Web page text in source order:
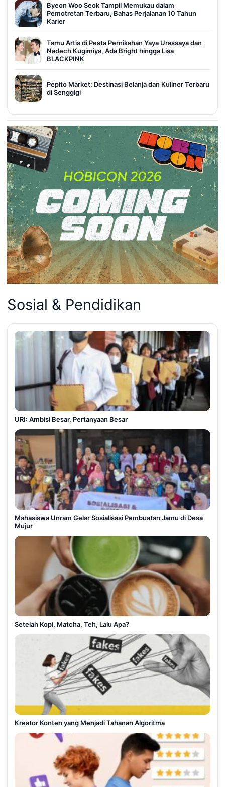
Byeon Woo Seok Tampil Memukau dalam
Pemotretan Terbaru, Bahas Perjalanan 10 Tahun
Karier
Tamu Artis di Pesta Pernikahan Yaya Urassaya dan
Nadech Kugimiya, Ada Bright hingga Lisa
BLACKPINK
Pepito Market: Destinasi Belanja dan Kuliner Terbaru
di Senggigi
Sosial & Pendidikan
URI: Ambisi Besar, Pertanyaan Besar
Mahasiswa Unram Gelar Sosialisasi Pembuatan Jamu di Desa
Mujur
Setelah Kopi, Matcha, Teh, Lalu Apa?
Kreator Konten yang Menjadi Tahanan Algoritma